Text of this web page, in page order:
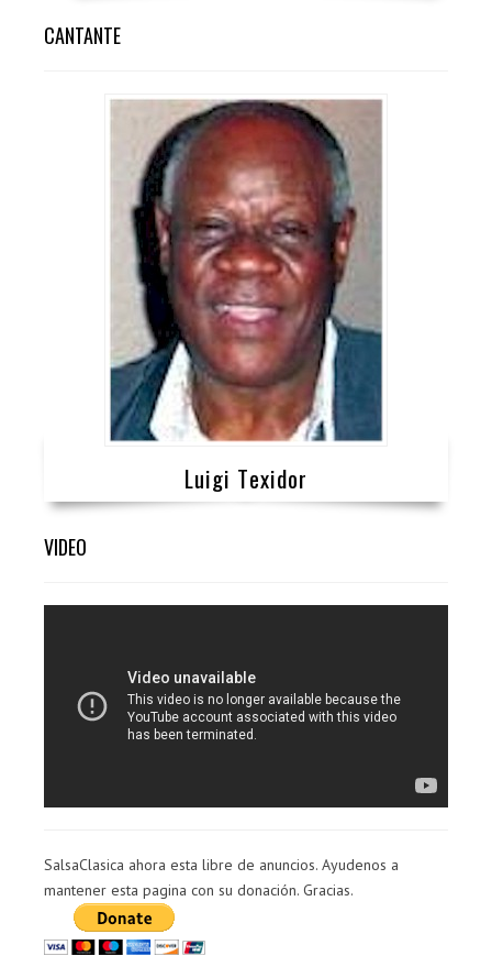
CANTANTE
Luigi Texidor
VIDEO
SalsaClasica ahora esta libre de anuncios. Ayudenos a
mantener esta pagina con su donación. Gracias.